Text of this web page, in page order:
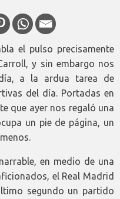
el pulso precisamente
y sin embargo nos
a la ardua tarea de
del día. Portadas en
que ayer nos regaló una
un pie de página, un
en medio de una
el Real Madrid
segundo un partido